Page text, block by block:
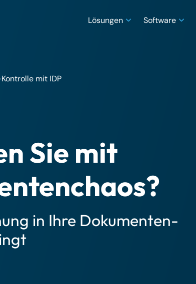
Lösungen Software
mit IDP
Sie mit
in Ihre Dokumenten-